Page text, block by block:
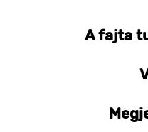
A fajta